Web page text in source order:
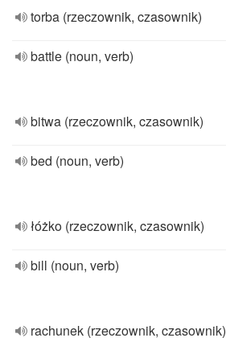
torba (rzeczownik, czasownik)
battle (noun, verb)
bitwa (rzeczownik, czasownik)
bed (noun, verb)
łóżko (rzeczownik, czasownik)
bill (noun, verb)
rachunek (rzeczownik, czasownik)